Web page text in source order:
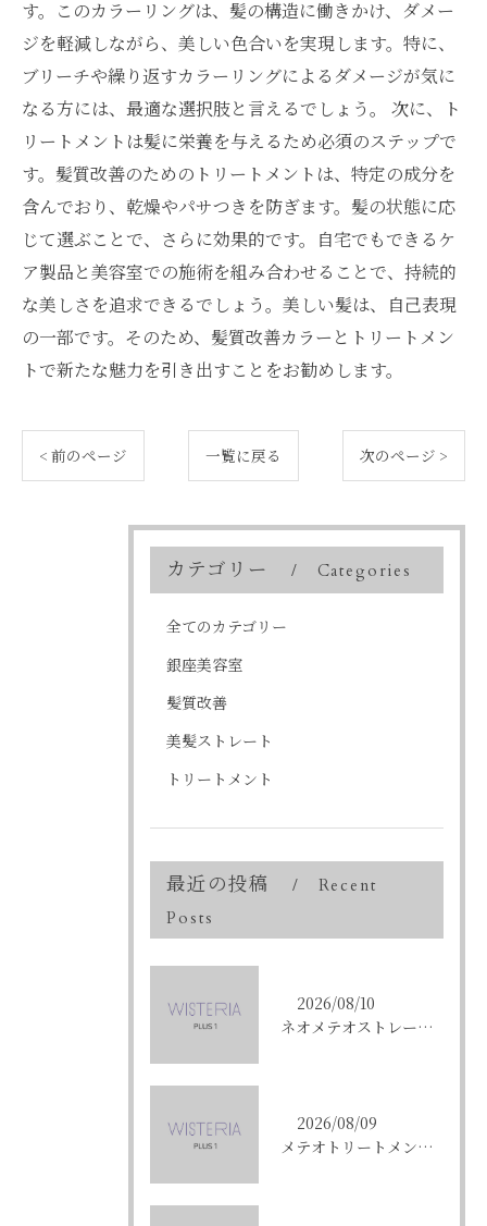
す。このカラーリングは、髪の構造に働きかけ、ダメー
ジを軽減しながら、美しい色合いを実現します。特に、
ブリーチや繰り返すカラーリングによるダメージが気に
なる方には、最適な選択肢と言えるでしょう。 次に、ト
リートメントは髪に栄養を与えるため必須のステップで
す。髪質改善のためのトリートメントは、特定の成分を
含んでおり、乾燥やパサつきを防ぎます。髪の状態に応
じて選ぶことで、さらに効果的です。自宅でもできるケ
ア製品と美容室での施術を組み合わせることで、持続的
な美しさを追求できるでしょう。美しい髪は、自己表現
の一部です。そのため、髪質改善カラーとトリートメン
トで新たな魅力を引き出すことをお勧めします。
< 前のページ 一覧に戻る 次のページ >
カテゴリー Categories
全てのカテゴリー
銀座美容室
髪質改善
美髪ストレート
トリートメント
最近の投稿
Recent
Posts
2026/08/10
ネオメテオストレートで叶える東京都中央区銀座の理想の髪質改善術
2026/08/09
メテオトリートメントで東京都中央区銀座の髪質改善を成功させる方法と施術選びのコツ